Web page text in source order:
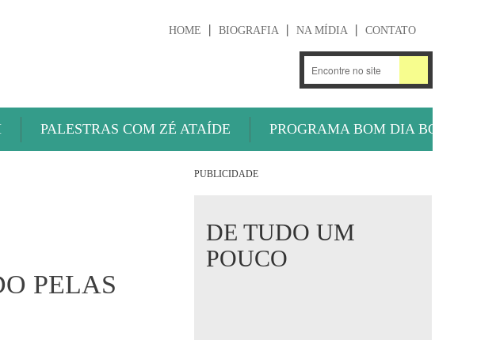
HOME BIOGRAFIA NA MÍDIA CONTATO
PALESTRAS COM ZÉ ATAÍDE PROGRAMA BOM DIA BOLA
PELAS
PUBLICIDADE
DE TUDO UM
POUCO